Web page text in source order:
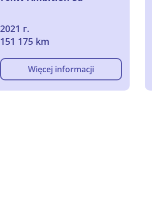
2021 г.
151 175 km
Więcej informacji